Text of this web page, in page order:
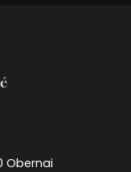
Obernai